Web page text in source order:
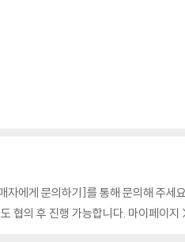
자에게 문의하기]를 통해 문의해 주세
협의 후 진행 가능합니다. 마이페이